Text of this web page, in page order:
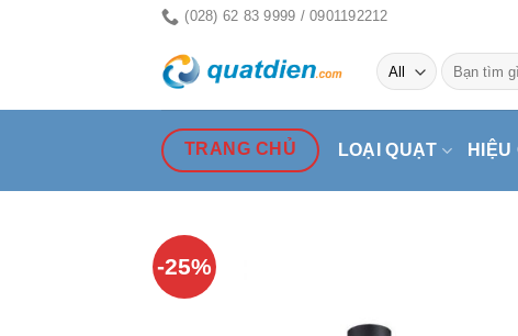
(028) 62 83 9999 / 0901192212
Tìm
kiếm:
TRANG CHỦ LOẠI QUẠT HIỆU
-25%